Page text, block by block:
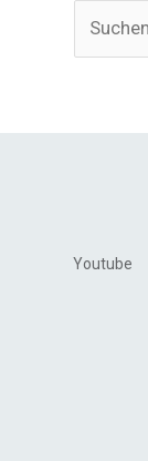
nach:
Youtube